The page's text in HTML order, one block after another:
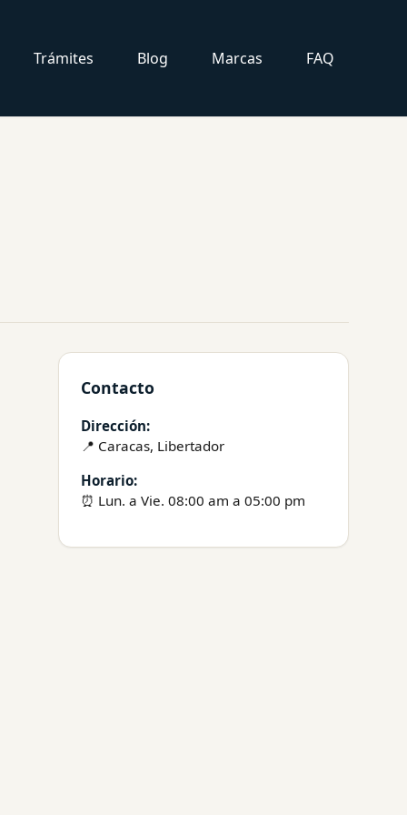
Trámites Blog Marcas FAQ
Contacto
Dirección:
📍 Caracas, Libertador
Horario:
⏰ Lun. a Vie. 08:00 am a 05:00 pm